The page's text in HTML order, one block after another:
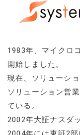
1983年、マイクロ
開始しました。
現在、ソリューシ
ソリューション営
ている。
2002年大証ナスダ